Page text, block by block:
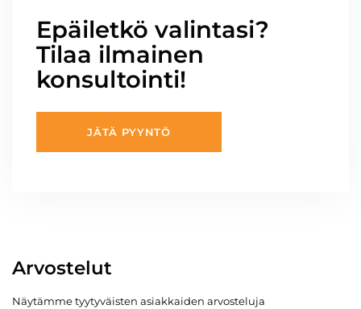
Epäiletkö valintasi?
Tilaa ilmainen
konsultointi!
JÄTÄ PYYNTÖ
Arvostelut
Näytämme tyytyväisten asiakkaiden arvosteluja